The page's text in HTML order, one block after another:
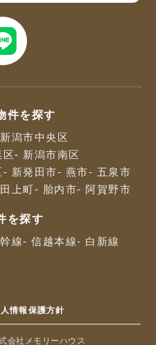
件を探す
潟市中央区
区- 新潟市南区
- 新発田市- 燕市- 五泉市
上町- 胎内市- 阿賀野市
を探す
線- 信越本線- 白新線
情報保護方針
会社メモリーハウス